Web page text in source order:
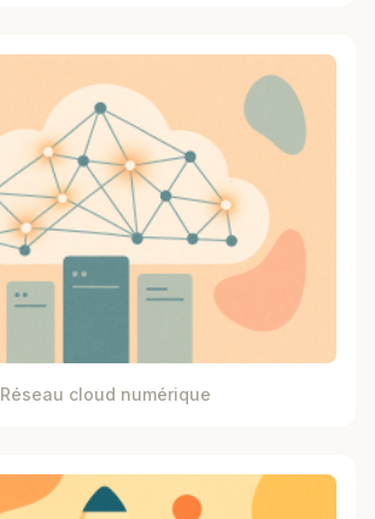
Réseau cloud numérique